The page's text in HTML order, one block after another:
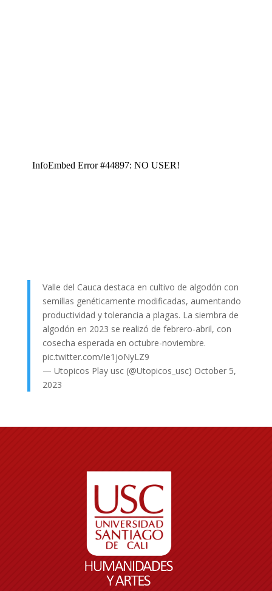
Valle del Cauca destaca en cultivo de algodón con
semillas genéticamente modificadas, aumentando
productividad y tolerancia a plagas. La siembra de
algodón en 2023 se realizó de febrero-abril, con
cosecha esperada en octubre-noviembre.
pic.twitter.com/Ie1joNyLZ9
— Utopicos Play usc (@Utopicos_usc) October 5,
2023